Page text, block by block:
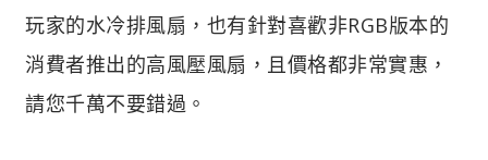
玩家的水冷排風扇，也有針對喜歡非RGB版本的
消費者推出的高風壓風扇，且價格都非常實惠，
請您千萬不要錯過。